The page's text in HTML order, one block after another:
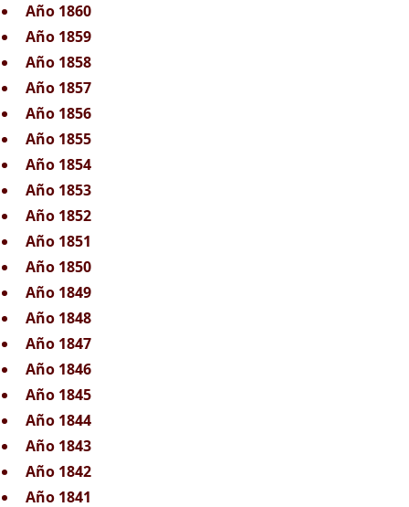
Año 1860
Año 1859
Año 1858
Año 1857
Año 1856
Año 1855
Año 1854
Año 1853
Año 1852
Año 1851
Año 1850
Año 1849
Año 1848
Año 1847
Año 1846
Año 1845
Año 1844
Año 1843
Año 1842
Año 1841